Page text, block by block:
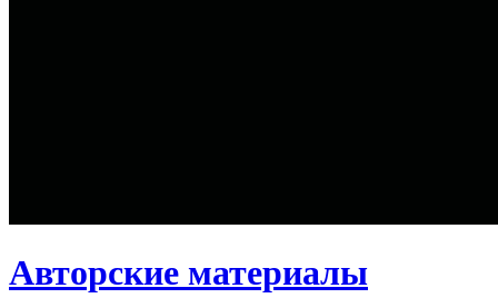
Авторские материалы